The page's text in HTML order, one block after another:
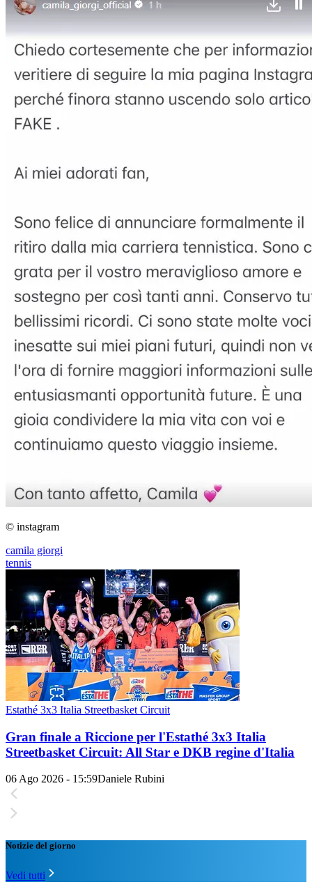
© instagram
camila giorgi
tennis
Estathé 3x3 Italia Streetbasket Circuit
Gran finale a Riccione per l'Estathé 3x3 Italia
Streetbasket Circuit: All Star e DKB regine d'Italia
06 Ago 2026 - 15:59Daniele Rubini
Notizie del giorno
Vedi tutti